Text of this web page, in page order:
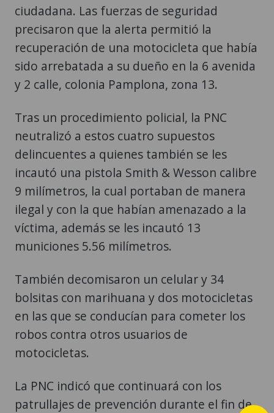
ciudadana. Las fuerzas de seguridad
precisaron que la alerta permitió la
recuperación de una motocicleta que había
sido arrebatada a su dueño en la 6 avenida
y 2 calle, colonia Pamplona, zona 13.
Tras un procedimiento policial, la PNC
neutralizó a estos cuatro supuestos
delincuentes a quienes también se les
incautó una pistola Smith & Wesson calibre
9 milímetros, la cual portaban de manera
ilegal y con la que habían amenazado a la
víctima, además se les incautó 13
municiones 5.56 milímetros.
También decomisaron un celular y 34
bolsitas con marihuana y dos motocicletas
en las que se conducían para cometer los
robos contra otros usuarios de
motocicletas.
La PNC indicó que continuará con los
patrullajes de prevención durante el fin de